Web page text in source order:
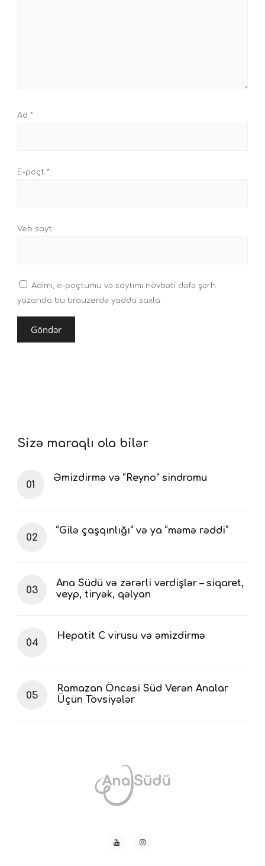
Ad *
E-poçt *
Veb sayt
Adımı, e-poçtumu və saytımı növbəti dəfə şərh
yazanda bu brauzerdə yadda saxla.
Sizə maraqlı ola bilər
Əmizdirmə və “Reyno” sindromu
“Gilə çaşqınlığı” və ya “məmə rəddi”
Ana Südü və zərərli vərdişlər – siqaret,
veyp, tiryək, qəlyan
Hepatit C virusu və əmizdirmə
Ramazan Öncəsi Süd Verən Analar
Üçün Tövsiyələr